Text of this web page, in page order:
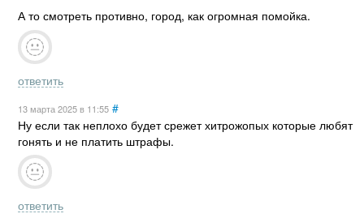
А то смотреть противно, город, как огромная помойка.
ответить
13 марта 2025в 11:55 #
Ну если так неплохо будет срежет хитрожопых которые любят
гонять и не платить штрафы.
ответить